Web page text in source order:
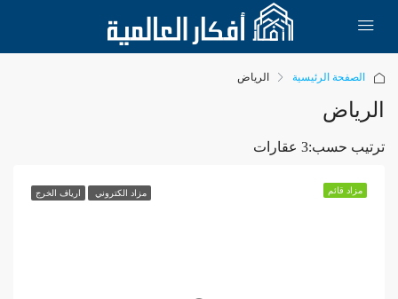
الصفحة الرئيسية الرياض
الرياض
3 عقاراتترتيب حسب:
مزاد قائم مزاد الكتروني ارياف الخرج